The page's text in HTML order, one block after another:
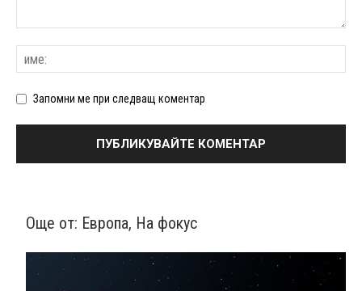
Запомни ме при следващ коментар
Още от: Европа, На фокус